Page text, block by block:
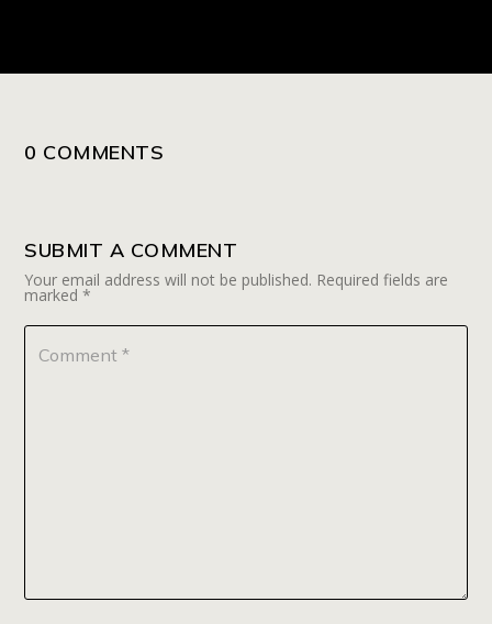
0 COMMENTS
SUBMIT A COMMENT
Your email address will not be published. Required fields are
marked*